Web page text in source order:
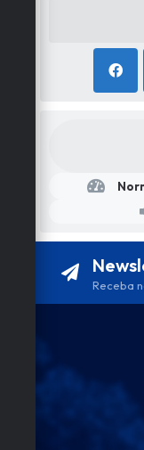
respostas dos
no endereço
como no mural
Receba